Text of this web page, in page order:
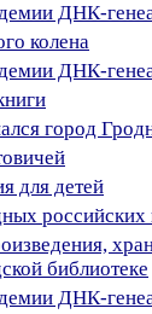
ДНК-
колена
ДНК-
город
для детей
российских
библиотеке
ДНК-